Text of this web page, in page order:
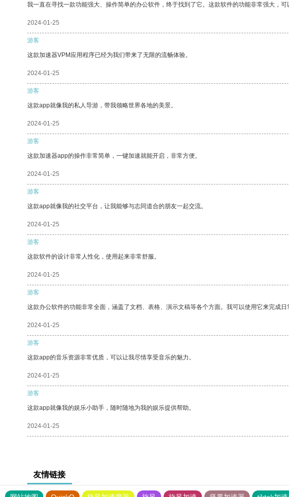
我一直在寻找一款功能强大、操作简单的办公软件，终于找到了它。这款软件的功能非常强大，
2024-01-25
游客
这款加速器VPM应用程序已经为我们带来了无限的流畅体验。
2024-01-25
游客
这款app就像我的私人导游，带我领略世界各地的美景。
2024-01-25
游客
这款加速器app的操作非常简单，一键加速就能开启，非常方便。
2024-01-25
游客
这款app就像我的社交平台，让我能够与志同道合的朋友一起交流。
2024-01-25
游客
这款软件的设计非常人性化，使用起来非常舒服。
2024-01-25
游客
这款办公软件的功能非常全面，涵盖了文档、表格、演示文稿等各个方面。我可以使用它来完成日
2024-01-25
游客
这款app的音乐资源非常优质，可以让我尽情享受音乐的魅力。
2024-01-25
游客
这款app就像我的娱乐小助手，随时随地为我的娱乐提供帮助。
2024-01-25
友情链接